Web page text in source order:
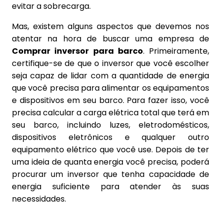
evitar a sobrecarga.
Mas, existem alguns aspectos que devemos nos
atentar na hora de buscar uma empresa de
Comprar inversor para barco. Primeiramente,
certifique-se de que o inversor que você escolher
seja capaz de lidar com a quantidade de energia
que você precisa para alimentar os equipamentos
e dispositivos em seu barco. Para fazer isso, você
precisa calcular a carga elétrica total que terá em
seu barco, incluindo luzes, eletrodomésticos,
dispositivos eletrônicos e qualquer outro
equipamento elétrico que você use. Depois de ter
uma ideia de quanta energia você precisa, poderá
procurar um inversor que tenha capacidade de
energia suficiente para atender às suas
necessidades.